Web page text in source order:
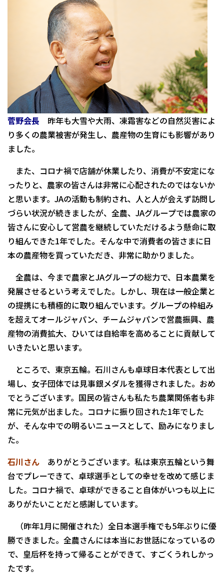
菅野会長 昨年も大雪や大雨、凍霜害などの自然災害によ
り多くの農業被害が発生し、農産物の生育にも影響があり
ました。
また、コロナ禍で店舗が休業したり、消費が不安定にな
ったりと、農家の皆さんは非常に心配されたのではないか
と思います。JAの活動も制約され、人と人が会えず訪問し
づらい状況が続きましたが、全農、JAグループでは農家の
皆さんに安心して営農を継続していただけるよう懸命に取
り組んできた1年でした。そんな中で消費者の皆さまに日
本の農産物を買っていただき、非常に助かりました。
全農は、今まで農家とJAグループの総力で、日本農業を
発展させるという考えでした。しかし、現在は一般企業と
の提携にも積極的に取り組んでいます。グループの枠組み
を超えてオールジャパン、チームジャパンで営農振興、農
産物の消費拡大、ひいては自給率を高めることに貢献して
いきたいと思います。
ところで、東京五輪。石川さんも卓球日本代表として出
場し、女子団体では見事銀メダルを獲得されました。おめ
でとうございます。国民の皆さんも私たち農業関係者も非
常に元気が出ました。コロナに振り回された1年でした
が、そんな中での明るいニュースとして、励みになりまし
た。
石川さん ありがとうございます。私は東京五輪という舞
台でプレーできて、卓球選手としての幸せを改めて感じま
した。コロナ禍で、卓球ができること自体がいつも以上に
ありがたいことだと感謝しています。
（昨年1月に開催された）全日本選手権でも5年ぶりに優
勝できました。全農さんには本当にお世話になっているの
で、皇后杯を持って帰ることができて、すごくうれしかっ
たです。